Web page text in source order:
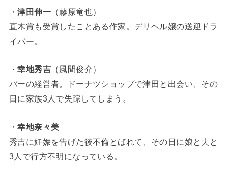
・津田伸一（藤原竜也）
直木賞も受賞したことある作家。デリヘル嬢の送迎ドラ
イバー。
・幸地秀吉（風間俊介）
バーの経営者。ドーナツショップで津田と出会い、その
日に家族3人で失踪してしまう。
・幸地奈々美
秀吉に妊娠を告げた後不倫とばれて、その日に娘と夫と
3人で行方不明になっている。